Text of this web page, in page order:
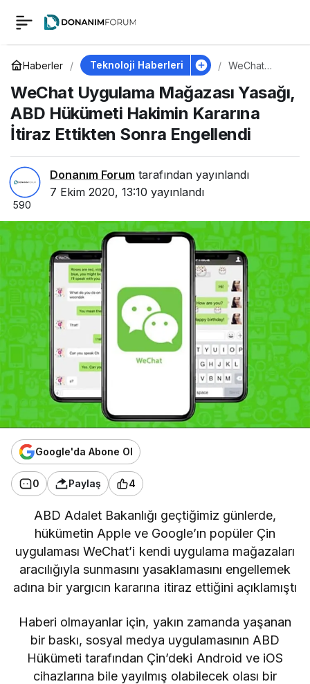
Haberler Teknoloji Haberleri
WeChat
Mağazası
Yasağı, ABD
Hükümeti
Kararına İtiraz
Engellendi
WeChat Uygulama Mağazası Yasağı,
ABD Hükümeti Hakimin Kararına
İtiraz Ettikten Sonra Engellendi
Donanım Forum tarafından yayınlandı
7 Ekim 2020, 13:10 yayınlandı
590
Google'da Abone Ol
0 Paylaş 4
ABD Adalet Bakanlığı geçtiğimiz günlerde,
hükümetin Apple ve Google’ın popüler Çin
uygulamasıWeChat’i kendi uygulama mağazaları
aracılığıyla sunmasını yasaklamasını engellemek
adına bir yargıcın kararına itiraz ettiğini açıklamıştı
Haberi olmayanlar için, yakın zamanda yaşanan
bir baskı, sosyal medya uygulamasının ABD
Hükümeti tarafından Çin’deki Android ve iOS
cihazlarına bile yayılmış olabilecek olası bir
WeChat Uygulama
Mağazası Yasağı,
ABD Hükümeti
Hakimin Kararına
İtiraz Ettikten Sonra
Engellendi